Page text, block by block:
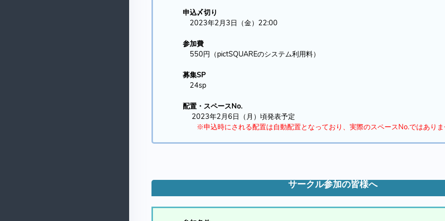
申込〆切り
2023年2月3日（金）22:00
参加費
550円（pictSQUAREのシステム利用料）
募集SP
24sp
配置・スペースNo.
2023年2月6日（月）頃発表予定
※申込時にされる配置は自動配置となっており、実際のスペースNo.ではあり
サークル参加の皆様へ